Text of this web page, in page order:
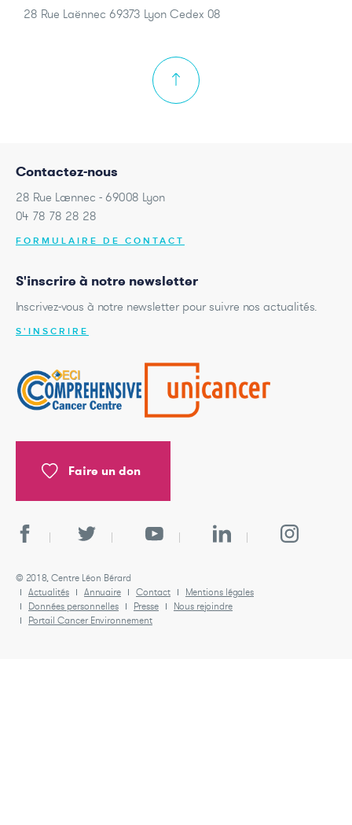
28 Rue Laënnec 69373 Lyon Cedex 08
Contactez-nous
28 Rue Laennec - 69008 Lyon
04 78 78 28 28
FORMULAIRE DE CONTACT
S'inscrire à notre newsletter
Inscrivez-vous à notre newsletter pour suivre nos actualités.
S'INSCRIRE
Faire un don
© 2018, Centre Léon Bérard
Actualités
Annuaire Contact
Mentions légales
Données personnelles
Presse
Nous rejoindre
Portail Cancer Environnement